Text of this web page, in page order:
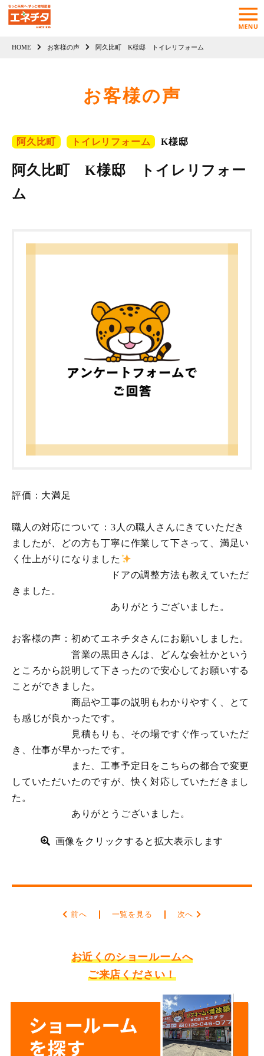
HOME お客様の声 阿久比町 K様邸 トイレリフォーム
お客様の声
阿久比町 トイレリフォーム K様邸
阿久比町 K様邸 トイレリフォー
ム
評価：大満足
職人の対応について：3人の職人さんにきていただき
ましたが、どの方も丁寧に作業して下さって、満足い
く仕上がりになりました
ドアの調整方法も教えていただ
きました。
ありがとうございました。
お客様の声：初めてエネチタさんにお願いしました。
営業の黒田さんは、どんな会社かという
ところから説明して下さったので安心してお願いする
ことができました。
商品や工事の説明もわかりやすく、とて
も感じが良かったです。
見積もりも、その場ですぐ作っていただ
き、仕事が早かったです。
また、工事予定日をこちらの都合で変更
していただいたのですが、快く対応していただきまし
た。
ありがとうございました。
画像をクリックすると拡大表示します
前へ 一覧を見る 次へ
お近くのショールームへ
ご来店ください！